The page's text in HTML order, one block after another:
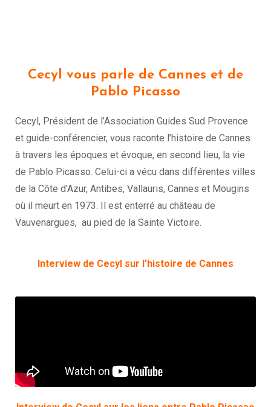
Cecyl vous parle de Cannes et de
Pablo Picasso
Cecyl, Président de l’Association Guides Sud Provence
et guide-conférencier, vous raconte l’histoire de Cannes
à travers les époques et évoque, en second lieu, la vie
de Pablo Picasso. Celui-ci a vécu dans différentes villes
de la Côte d’Azur, Antibes, Vallauris, Cannes et Mougins
où il meurt en 1973. Il est enterré au château de
Vauvenargues, au pied de la Sainte Victoire.
Interview de Cecyl sur l’histoire de Cannes